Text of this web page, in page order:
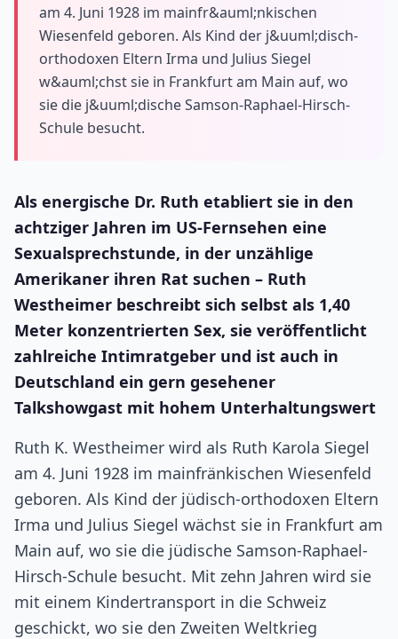
am 4. Juni 1928 im mainfr&auml;nkischen
Wiesenfeld geboren. Als Kind der j&uuml;disch-
orthodoxen Eltern Irma und Julius Siegel
w&auml;chst sie in Frankfurt am Main auf, wo
sie die j&uuml;dische Samson-Raphael-Hirsch-
Schule besucht.
Als energische Dr. Ruth etabliert sie in den
achtziger Jahren im US-Fernsehen eine
Sexualsprechstunde, in der unzählige
Amerikaner ihren Rat suchen – Ruth
Westheimer beschreibt sich selbst als 1,40
Meter konzentrierten Sex, sie veröffentlicht
zahlreiche Intimratgeber und ist auch in
Deutschland ein gern gesehener
Talkshowgast mit hohem Unterhaltungswert
Ruth K. Westheimer wird als Ruth Karola Siegel
am 4. Juni 1928 im mainfränkischen Wiesenfeld
geboren. Als Kind der jüdisch-orthodoxen Eltern
Irma und Julius Siegel wächst sie in Frankfurt am
Main auf, wo sie die jüdische Samson-Raphael-
Hirsch-Schule besucht. Mit zehn Jahren wird sie
mit einem Kindertransport in die Schweiz
geschickt, wo sie den Zweiten Weltkrieg